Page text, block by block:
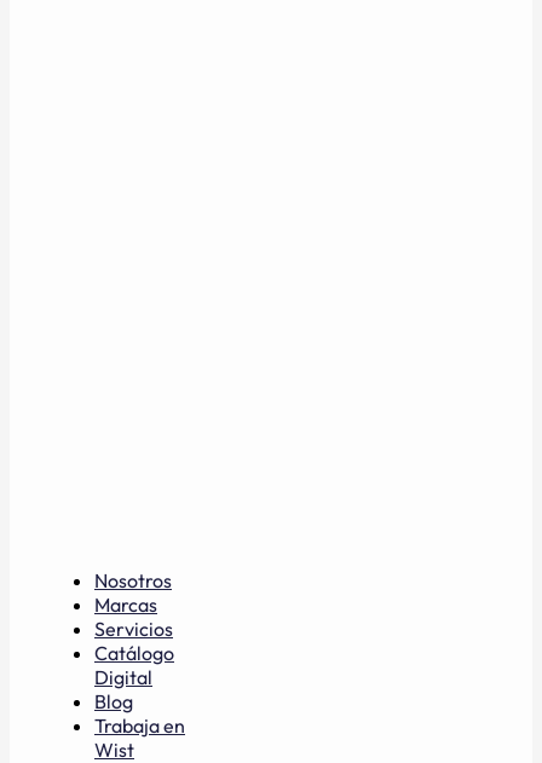
Nosotros
Marcas
Servicios
Catálogo
Digital
Blog
Trabaja en
Wist